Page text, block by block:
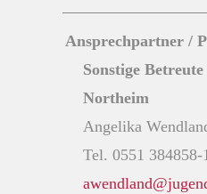
Ansprechpartner /
Sonstige
Northeim
Angelika
Tel. 0551 384858-